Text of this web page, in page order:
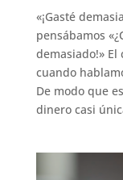
«¡Gasté
pensábamos
demasiado!»
cuando
De modo que
dinero casi